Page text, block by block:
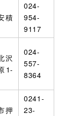
積
024-
954-
9117
沢
1-
024-
557-
8364
押
0241-
23-